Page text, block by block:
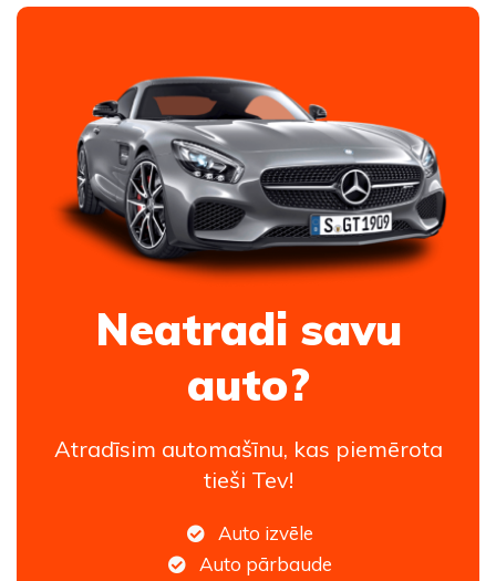
Neatradi savu
auto?
Atradīsim automašīnu, kas piemērota
tieši Tev!
Auto izvēle
Auto pārbaude